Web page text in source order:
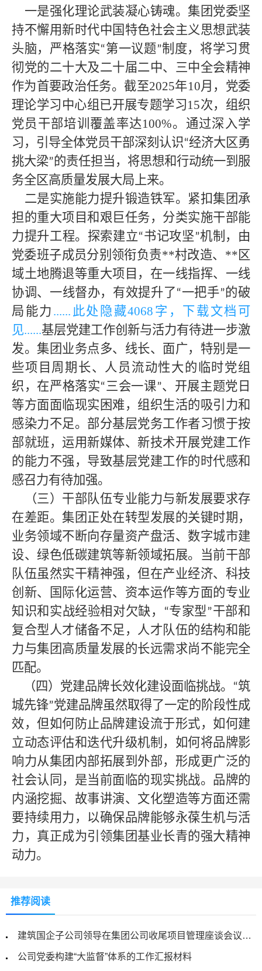
一是强化理论武装凝心铸魂。集团党委坚
持不懈用新时代中国特色社会主义思想武装
头脑，严格落实“第一议题”制度，将学习贯
彻党的二十大及二十届二中、三中全会精神
作为首要政治任务。截至2025年10月，党委
理论学习中心组已开展专题学习15次，组织
党员干部培训覆盖率达100%。通过深入学
习，引导全体党员干部深刻认识“经济大区勇
挑大梁”的责任担当，将思想和行动统一到服
务全区高质量发展大局上来。
二是实施能力提升锻造铁军。紧扣集团承
担的重大项目和艰巨任务，分类实施干部能
力提升工程。探索建立“书记攻坚”机制，由
党委班子成员分别领衔负责**村改造、 **区
域土地腾退等重大项目，在一线指挥、一线
协调、一线督办，有效提升了“一把手”的破
局能力 ......此处隐藏4068字，下载文档可
见......基层党建工作创新与活力有待进一步激
发。 集团业务点多、线长、面广，特别是一
些项目周期长、人员流动性大的临时党组
织，在严格落实“三会一课”、开展主题党日
等方面面临现实困难，组织生活的吸引力和
感染力不足。部分基层党务工作者习惯于按
部就班，运用新媒体、新技术开展党建工作
的能力不强，导致基层党建工作的时代感和
感召力有待加强。
（三）干部队伍专业能力与新发展要求存
在差距。 集团正处在转型发展的关键时期，
业务领域不断向存量资产盘活、数字城市建
设、绿色低碳建筑等新领域拓展。当前干部
队伍虽然实干精神强，但在产业经济、科技
创新、国际化运营、资本运作等方面的专业
知识和实战经验相对欠缺，
“专家型”干部和
复合型人才储备不足，人才队伍的结构和能
力与集团高质量发展的长远需求尚不能完全
匹配。
（四）党建品牌长效化建设面临挑战。 “筑
城先锋”党建品牌虽然取得了一定的阶段性成
效，但如何防止品牌建设流于形式，如何建
立动态评估和迭代升级机制，如何将品牌影
响力从集团内部拓展到外部，形成更广泛的
社会认同，是当前面临的现实挑战。品牌的
内涵挖掘、故事讲演、文化塑造等方面还需
要持续用力，以确保品牌能够永葆生机与活
力，真正成为引领集团基业长青的强大精神
动力。
推荐阅读
建筑国企子公司领导在集团公司收尾项目管理座谈会议上的经验交流材料
公司党委构建“大监督”体系的工作汇报材料